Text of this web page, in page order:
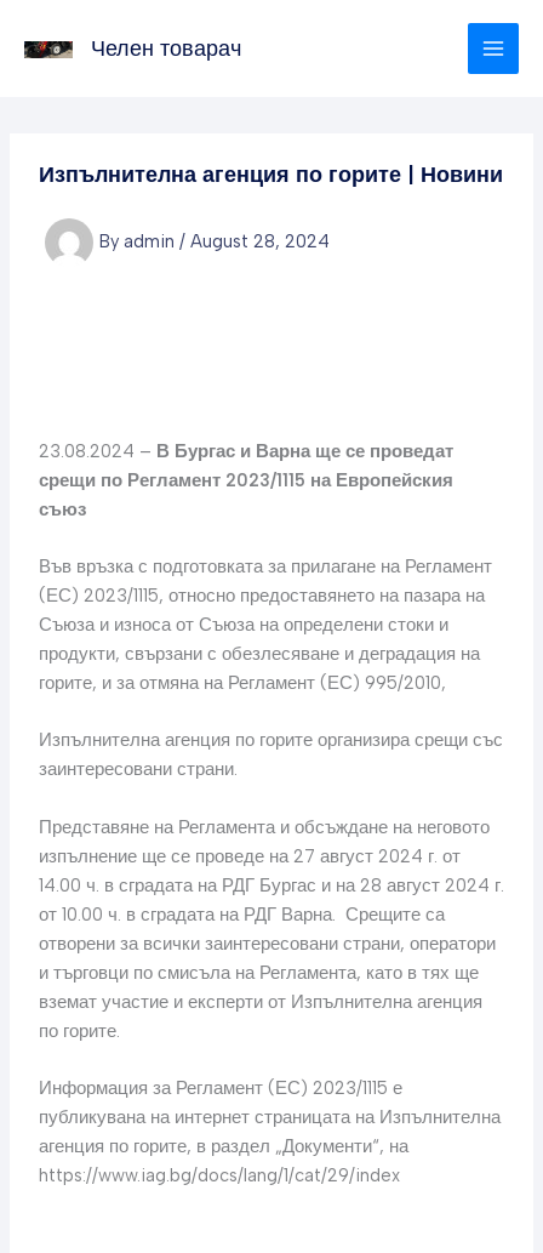
Челен товарач
Изпълнителна агенция по горите | Новини
By admin / August 28, 2024
23.08.2024 – В Бургас и Варна ще се проведат
срещи по Регламент 2023/1115 на Европейския
съюз
Във връзка с подготовката за прилагане на Регламент
(ЕС) 2023/1115, относно предоставянето на пазара на
Съюза и износа от Съюза на определени стоки и
продукти, свързани с обезлесяване и деградация на
горите, и за отмяна на Регламент (ЕС) 995/2010,
Изпълнителна агенция по горите организира срещи със
заинтересовани страни.
Представяне на Регламента и обсъждане на неговото
изпълнение ще се проведе на 27 август 2024 г. от
14.00 ч. в сградата на РДГ Бургас и на 28 август 2024 г.
от 10.00 ч. в сградата на РДГ Варна. Срещите са
отворени за всички заинтересовани страни, оператори
и търговци по смисъла на Регламента, като в тях ще
вземат участие и експерти от Изпълнителна агенция
по горите.
Информация за Регламент (ЕС) 2023/1115 е
публикувана на интернет страницата на Изпълнителна
агенция по горите, в раздел „Документи“, на
https://www.iag.bg/docs/lang/1/cat/29/index